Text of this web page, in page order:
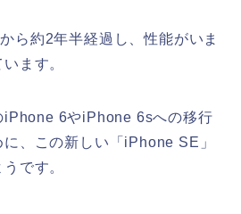
ら約2年半経過し、性能がいま
ます。
iPhone 6やiPhone 6sへの移行
、この新しい「iPhone SE」
です。